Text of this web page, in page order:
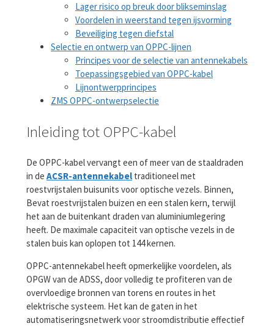
Lager risico op breuk door blikseminslag
Voordelen in weerstand tegen ijsvorming
Beveiliging tegen diefstal
Selectie en ontwerp van OPPC-lijnen
Principes voor de selectie van antennekabels
Toepassingsgebied van OPPC-kabel
Lijnontwerpprincipes
ZMS OPPC-ontwerpselectie
Inleiding tot OPPC-kabel
De OPPC-kabel vervangt een of meer van de staaldraden
in de ACSR-antennekabel traditioneel met
roestvrijstalen buisunits voor optische vezels. Binnen,
Bevat roestvrijstalen buizen en een stalen kern, terwijl
het aan de buitenkant draden van aluminiumlegering
heeft. De maximale capaciteit van optische vezels in de
stalen buis kan oplopen tot 144 kernen.
OPPC-antennekabel heeft opmerkelijke voordelen, als
OPGW van de ADSS, door volledig te profiteren van de
overvloedige bronnen van torens en routes in het
elektrische systeem. Het kan de gaten in het
automatiseringsnetwerk voor stroomdistributie effectief